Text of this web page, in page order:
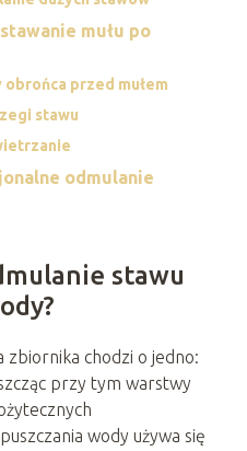
mułu po
przed mułem
stawu
odmulanie
stawu
zbiornika chodzi o jedno:
przy tym warstwy
wody używa się